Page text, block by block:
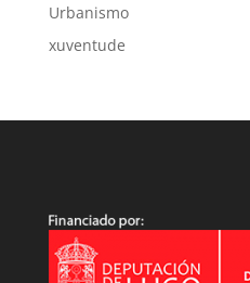
Urbanismo
xuventude